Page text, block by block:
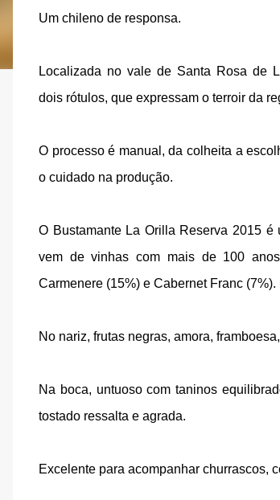
Um chileno de responsa.
Localizada no vale de Santa Rosa de
dois rótulos, que expressam o terroir da
O processo é manual, da colheita a
o cuidado na produção.
O Bustamante La Orilla Reserva 2015 é
vem de vinhas com mais de 100
Carmenere (15%) e Cabernet Franc
No nariz, frutas negras, amora,
Na boca, untuoso com taninos
tostado ressalta e agrada.
Excelente para acompanhar churrascos,